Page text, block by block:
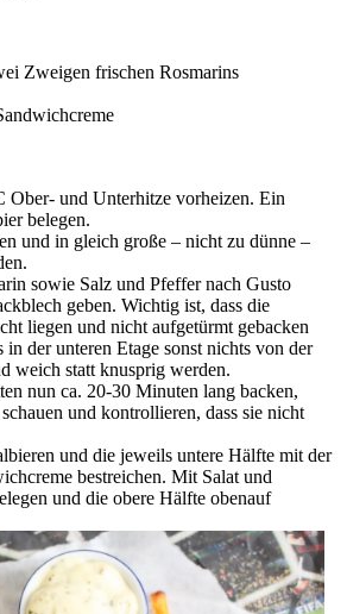
Zweigen frischen Rosmarins
Ober- und Unterhitze vorheizen. Ein
belegen.
und in gleich große – nicht zu dünne –
sowie Salz und Pfeffer nach Gusto
geben. Wichtig ist, dass die
liegen und nicht aufgetürmt gebacken
in der unteren Etage sonst nichts von der
weich statt knusprig werden.
nun ca. 20-30 Minuten lang backen,
und kontrollieren, dass sie nicht
und die jeweils untere Hälfte mit der
bestreichen. Mit Salat und
und die obere Hälfte obenauf